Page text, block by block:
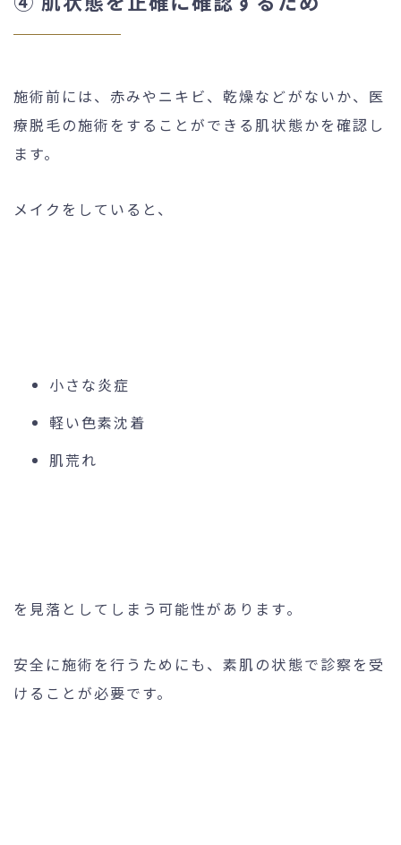
施術前には、赤みやニキビ、乾燥などがないか、医
療脱毛の施術をすることができる肌状態かを確認し
ます。
メイクをしていると、
小さな炎症
軽い色素沈着
肌荒れ
を見落としてしまう可能性があります。
安全に施術を行うためにも、素肌の状態で診察を受
けることが必要です。